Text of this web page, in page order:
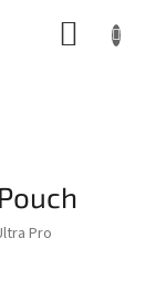
KOSÁR
Pro